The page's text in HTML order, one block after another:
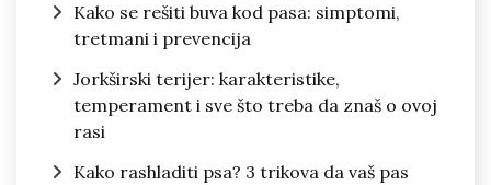
Kako se rešiti buva kod pasa: simptomi,
tretmani i prevencija
Jorkširski terijer: karakteristike,
temperament i sve što treba da znaš o ovoj
rasi
Kako rashladiti psa? 3 trikova da vaš pas